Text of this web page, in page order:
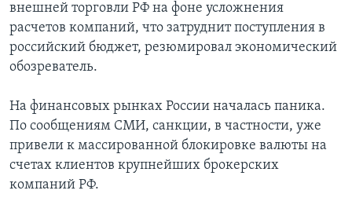
внешней торговли РФ на фоне усложнения
расчетов компаний, что затруднит поступления в
российский бюджет, резюмировал экономический
обозреватель.
На финансовых рынках России началась паника.
По сообщениям СМИ, санкции, в частности, уже
привели к массированной блокировке валюты на
счетах клиентов крупнейших брокерских
компаний РФ.